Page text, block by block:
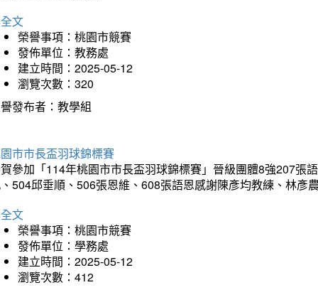
文
榮譽事項：桃園市競賽
發佈單位：教務處
建立時間：2025-05-12
瀏覽次數：320
發布者：教學組
市市長盃羽球錦標賽
參加「114年桃園市市長盃羽球錦標賽」晉級團體8強207張
504邱垂順、506張恩維、608張語恩感謝陳彥均教練、林彥
文
榮譽事項：桃園市競賽
發佈單位：學務處
建立時間：2025-05-12
瀏覽次數：412